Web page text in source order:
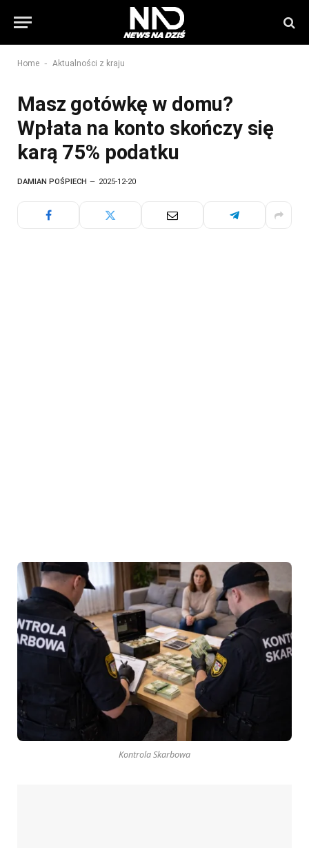
Home - Aktualności z kraju
Masz gotówkę w domu?
Wpłata na konto skończy się
karą 75% podatku
DAMIAN POŚPIECH 2025-12-20
Kontrola Skarbowa